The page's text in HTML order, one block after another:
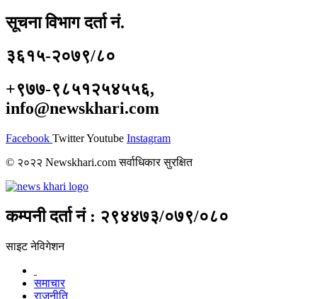
सूचना विभाग दर्ता नं.
३६१५-२०७९/८०
+९७७-९८५१२५४५५६,
info@newskhari.com
Facebook TwitterYoutube Instagram
© २०२२ Newskhari.com सर्वाधिकार सुरक्षित
कम्पनी दर्ता नं : २९४४७३/०७९/०८०
साइट नेविगेशन
समाचार
राजनीति